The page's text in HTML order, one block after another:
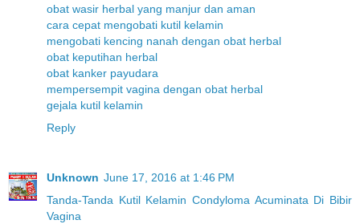
obat wasir herbal yang manjur dan aman
cara cepat mengobati kutil kelamin
mengobati kencing nanah dengan obat herbal
obat keputihan herbal
obat kanker payudara
mempersempit vagina dengan obat herbal
gejala kutil kelamin
Reply
Unknown June 17, 2016 at 1:46 PM
Tanda-Tanda Kutil Kelamin Condyloma Acuminata Di Bibir
Vagina